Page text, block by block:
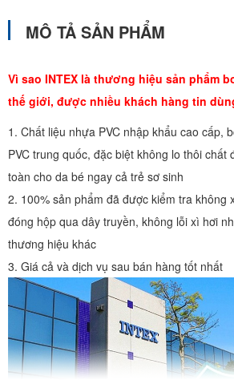
MÔ TẢ SẢN PHẨM
Vì sao INTEX là thương hiệu sản phẩm
thế giới, được nhiều khách hàng tin
1. Chất liệu nhựa PVC nhập khẩu cao cấp,
PVC trung quốc, đặc biệt không lo thôi chất
toàn cho da bé ngay cả trẻ sơ sinh
2. 100% sản phẩm đã được kiểm tra không
đóng hộp qua dây truyền, không lỗi xì hơi
thương hiệu khác
3. Giá cả và dịch vụ sau bán hàng tốt nhất